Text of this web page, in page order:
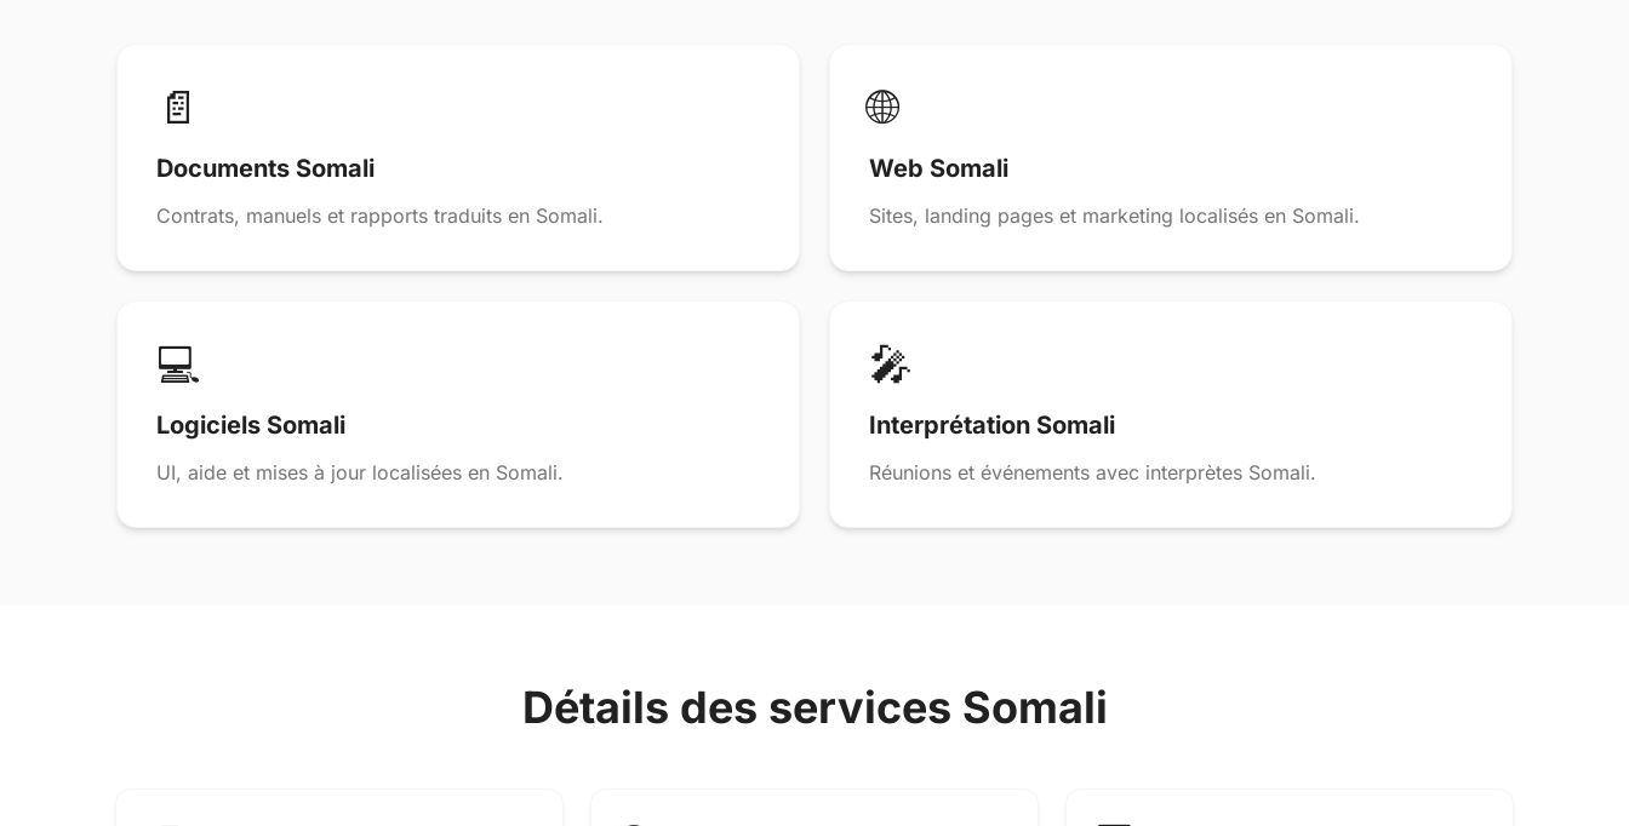
📄
Documents Somali
Contrats, manuels et rapports traduits en Somali.
🌐
Web Somali
Sites, landing pages et marketing localisés en Somali.
💻
Logiciels Somali
UI, aide et mises à jour localisées en Somali.
🎤
Interprétation Somali
Réunions et événements avec interprètes Somali.
Détails des services Somali